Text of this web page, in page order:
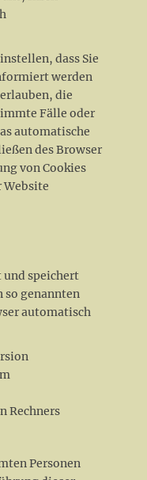
dass Sie
werden
die
Fälle oder
automatische
des Browser
von Cookies
und speichert
genannten
automatisch
Rechners
Personen